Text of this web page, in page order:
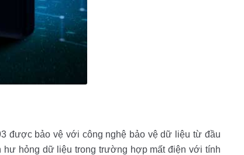
được bảo vệ với công nghệ bảo vệ dữ liệu từ đầu
hư hỏng dữ liệu trong trường hợp mất điện với tính